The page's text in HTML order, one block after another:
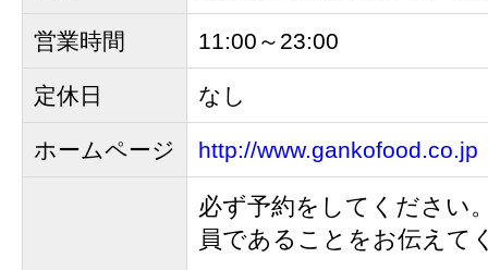
営業時間 11:00～23:00
定休日 なし
ホームページ http://www.gankofood.co.jp
必ず予約をしてください
員であることをお伝えて